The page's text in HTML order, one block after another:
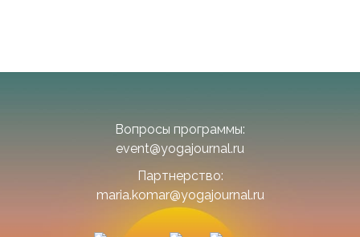
Вопросы программы:
event@yogajournal.ru
Партнерство:
maria.komar@yogajournal.ru